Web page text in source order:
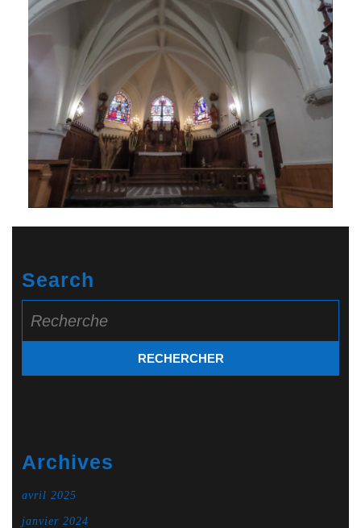
Search
for:
Archives
avril 2025
janvier 2024